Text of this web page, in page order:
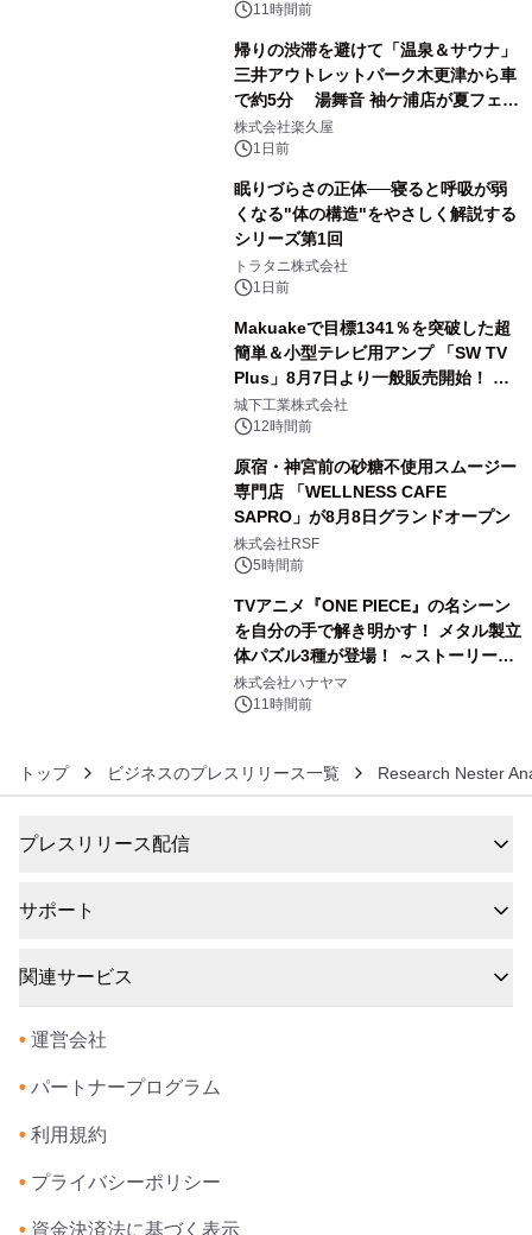
ボグッズも発売決定！
11時間前
帰りの渋滞を避けて「温泉＆サウナ」
三井アウトレットパーク木更津から車
で約5分 湯舞音 袖ケ浦店が夏フェア
メニューを提供
株式会社楽久屋
1日前
眠りづらさの正体──寝ると呼吸が弱
くなる"体の構造"をやさしく解説する
シリーズ第1回
トラタニ株式会社
1日前
Makuakeで目標1341％を突破した超
簡単＆小型テレビ用アンプ 「SW TV
Plus」8月7日より一般販売開始！ ケ
ーブル1本つなぐだけ、テレビの音が
ぐっと豊かに
城下工業株式会社
12時間前
原宿・神宮前の砂糖不使用スムージー
専門店 「WELLNESS CAFE
SAPRO」が8月8日グランドオープン
株式会社RSF
5時間前
TVアニメ『ONE PIECE』の名シーン
を自分の手で解き明かす！ メタル製立
体パズル3種が登場！ ～ストーリーと
ギミックが融合した 大人の体験型パズ
ルが8月7日(金)12時より先行予約受付
株式会社ハナヤマ
11時間前
トップ ビジネスのプレスリリース一覧 Research Nester
プレスリリース配信
サポート
関連サービス
• 運営会社
• パートナープログラム
• 利用規約
• プライバシーポリシー
• 資金決済法に基づく表示